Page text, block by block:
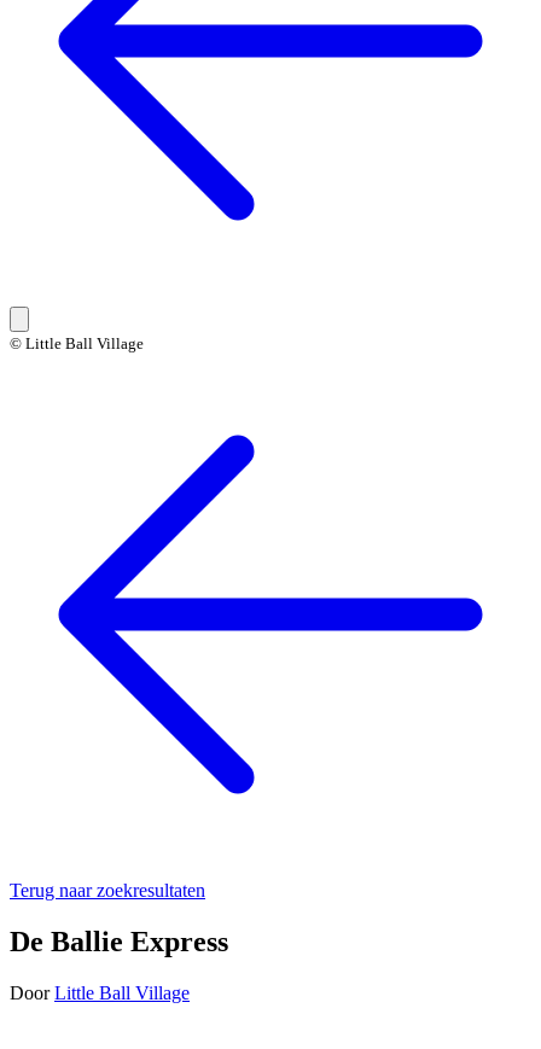
© Little Ball Village
Terug naar zoekresultaten
De Ballie Express
Door Little Ball Village